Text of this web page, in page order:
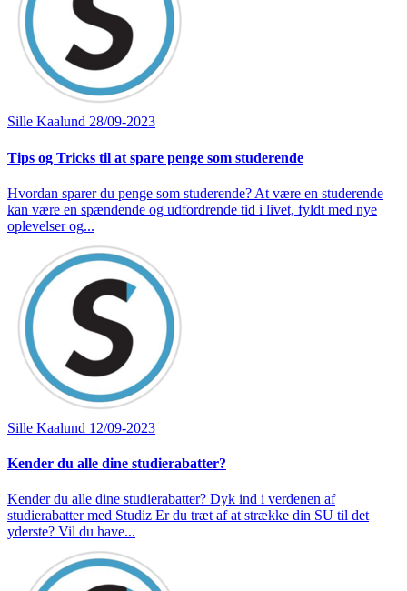
Sille Kaalund 28/09-2023
Tips og Tricks til at spare penge som studerende
Hvordan sparer du penge som studerende? At være en studerende
kan være en spændende og udfordrende tid i livet, fyldt med nye
oplevelser og...
Sille Kaalund 12/09-2023
Kender du alle dine studierabatter?
Kender du alle dine studierabatter? Dyk ind i verdenen af
studierabatter med Studiz Er du træt af at strække din SU til det
yderste? Vil du have...